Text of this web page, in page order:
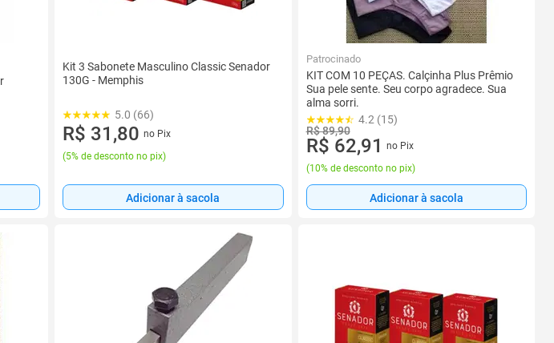
Kit 3 Sabonete Masculino Classic Senador
130G - Memphis
5.0 (66)
R$ 31,80 no Pix
(5% de desconto no pix)
Adicionar à sacola
Patrocinado
KIT COM 10 PEÇAS. Calçinha Plus Prêmio
Sua pele sente. Seu corpo agradece. Sua
alma sorri.
4.2 (15)
R$ 89,90
R$ 62,91
no Pix
(10% de desconto no pix)
Adicionar à sacola